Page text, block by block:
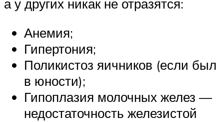
а у других никак не отразятся:
Анемия;
Гипертония;
Поликистоз яичников (если был
в юности);
Гипоплазия молочных желез —
недостаточность железистой